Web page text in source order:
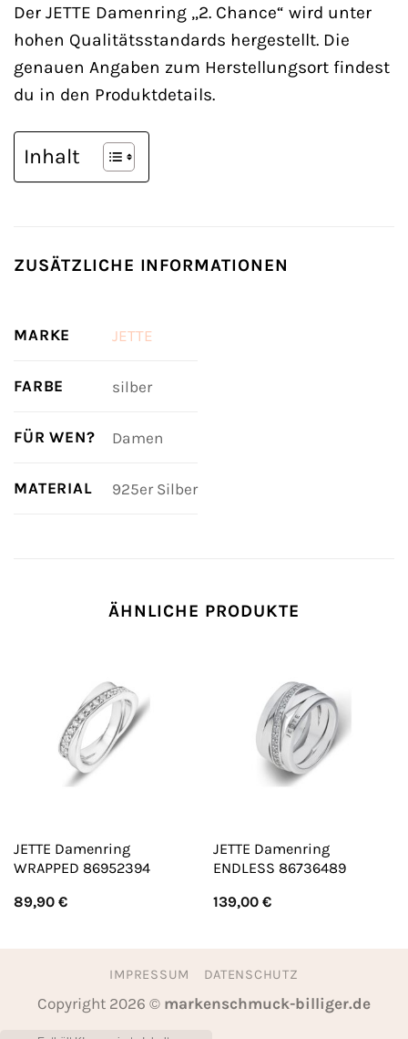
Der JETTE Damenring „2. Chance“ wird unter
hohen Qualitätsstandards hergestellt. Die
genauen Angaben zum Herstellungsort findest
du in den Produktdetails.
Inhalt
ZUSÄTZLICHE INFORMATIONEN
MARKE JETTE
FARBE silber
FÜR WEN? Damen
MATERIAL 925er Silber
ÄHNLICHE PRODUKTE
JETTE Damenring
WRAPPED 86952394
89,90 €
JETTE Damenring
ENDLESS 86736489
139,00 €
IMPRESSUM DATENSCHUTZ
Copyright 2026 © markenschmuck-billiger.de